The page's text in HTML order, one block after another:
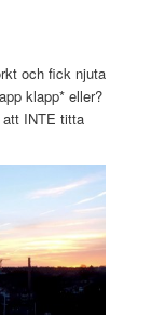
och fick njuta
klapp* eller?
att INTE titta